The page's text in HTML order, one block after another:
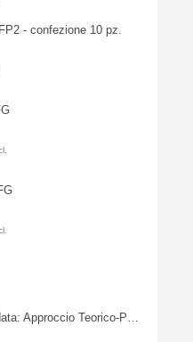
- confezione 10 pz.